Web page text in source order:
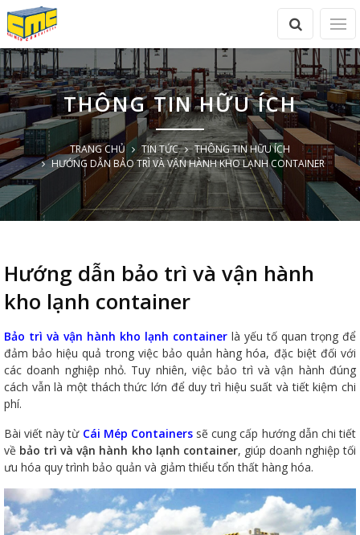
THÔNG TIN HỮU ÍCH
TRANG CHỦ TIN TỨC
THÔNG TIN HỮU ÍCH
HƯỚNG DẪN BẢO TRÌ VÀ VẬN HÀNH KHO LẠNH CONTAINER
Hướng dẫn bảo trì và vận hành
kho lạnh container
Bảo trì và vận hành kho lạnh container là yếu tố quan trọng để
đảm bảo hiệu quả trong việc bảo quản hàng hóa, đặc biệt đối với
các doanh nghiệp nhỏ. Tuy nhiên, việc bảo trì và vận hành đúng
cách vẫn là một thách thức lớn để duy trì hiệu suất và tiết kiệm chi
phí.
Bài viết này từ Cái Mép Containerssẽ cung cấp hướng dẫn chi tiết
về bảo trì và vận hành kho lạnh container, giúp doanh nghiệp tối
ưu hóa quy trình bảo quản và giảm thiểu tổn thất hàng hóa.